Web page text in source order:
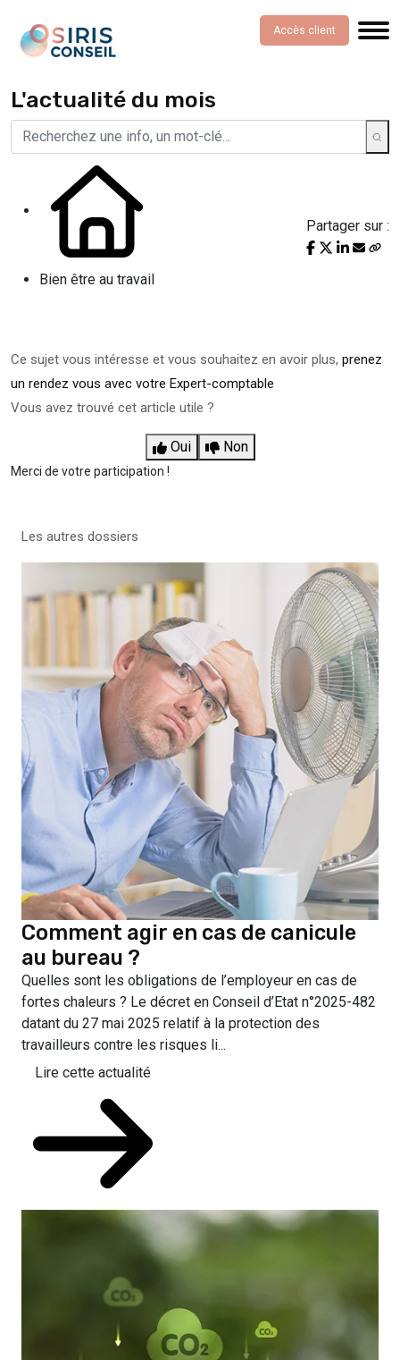
Accès client
L'actualité du mois
Bien être au travail
Partager sur :
Ce sujet vous intéresse et vous souhaitez en avoir plus, prenez
un rendez vous avec votre Expert-comptable
Vous avez trouvé cet article utile ?
Oui Non
Merci de votre participation !
Les autres dossiers
Comment agir en cas de canicule
au bureau ?
Quelles sont les obligations de l’employeur en cas de
fortes chaleurs ? Le décret en Conseil d’Etat n°2025-482
datant du 27 mai 2025 relatif à la protection des
travailleurs contre les risques li...
Lire cette actualité